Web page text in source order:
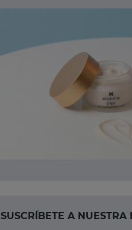
SUSCRÍBETE A NUESTRA